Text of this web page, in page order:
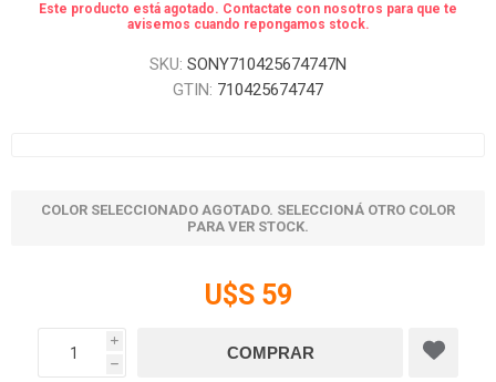
Este producto está agotado. Contactate con nosotros para que te
avisemos cuando repongamos stock.
SKU: SONY710425674747N
GTIN: 710425674747
COLOR SELECCIONADO AGOTADO. SELECCIONÁ OTRO COLOR
PARA VER STOCK.
U$S 59
i
h